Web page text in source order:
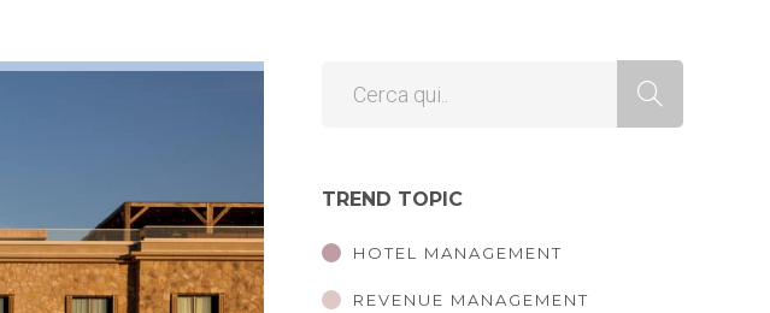
TREND TOPIC
HOTEL MANAGEMENT
REVENUE MANAGEMENT